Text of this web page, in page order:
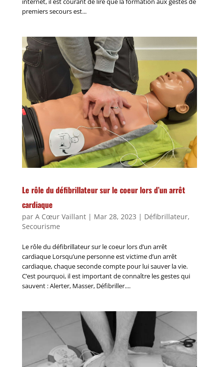
premiers secours est...
Le rôle du défibrillateur sur le coeur lors d’un arrêt
cardiaque
par A Cœur Vaillant| Mar 28, 2023 | Défibrillateur,
Secourisme
Le rôle du défibrillateur sur le coeur lors d’un arrêt
cardiaque Lorsqu’une personne est victime d’un arrêt
cardiaque, chaque seconde compte pour lui sauver la vie.
C’est pourquoi, il est important de connaître les gestes qui
sauvent : Alerter, Masser, Défibriller....